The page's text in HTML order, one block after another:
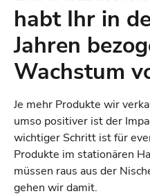
habt Ihr in
Jahren
Wachstum
Je mehr Produkte wir
umso positiver ist der
wichtiger Schritt ist für
Produkte im stationären
müssen raus aus der
gehen wir damit.